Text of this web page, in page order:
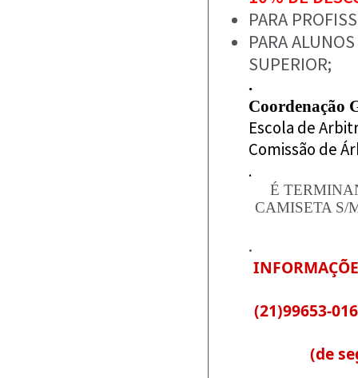
PARA
PARA
SUPERIOR;
.
Coordenação
Escola de
Comissão de
.
É
CAMISETA S/
.
(21)99653-
(de